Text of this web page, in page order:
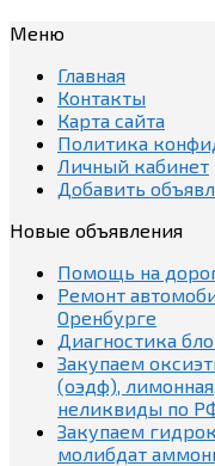
Меню
Главная
Контакты
Карта сайта
Политика
Личный кабинет
Добавить
Новые объявления
Помощь на
Ремонт
Оренбурге
Диагностика
Закупаем
(оэдф),
неликвиды по
Закупаем
молибдат